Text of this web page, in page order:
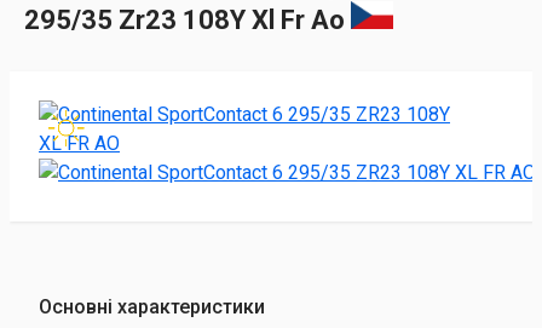
295/35 Zr23 108Y Xl Fr Ao
Основні характеристики